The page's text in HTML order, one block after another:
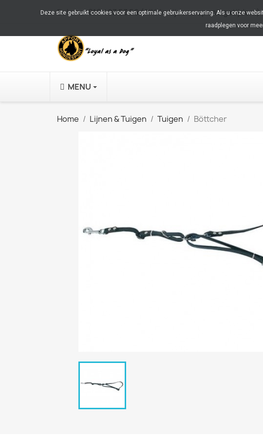
Bel ons:010 483 53 59 (Alléén tijdens openingstijden!)
MENU
Home Lijnen & Tuigen Tuigen Böttcher
Deze site gebruikt cookies voor een optimale gebruikerservaring. Als u onze
raadplegen voor